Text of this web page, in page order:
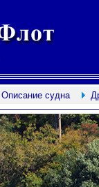
Описание судна